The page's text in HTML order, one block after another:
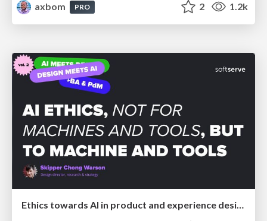
axbom
PRO 2 1.2k
Ethics towards AI in product and experience design